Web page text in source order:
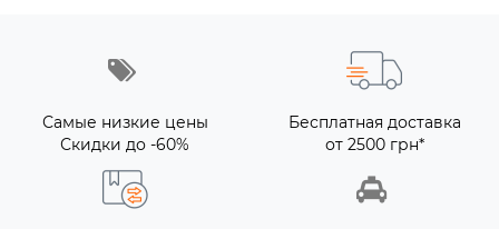
Самые низкие цены
Скидки до -60%
Бесплатная доставка
от 2500 грн*